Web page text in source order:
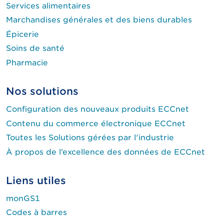
Services alimentaires
Marchandises générales et des biens durables
Épicerie
Soins de santé
Pharmacie
Nos solutions
Configuration des nouveaux produits ECCnet
Contenu du commerce électronique ECCnet
Toutes les Solutions gérées par l'industrie
À propos de l’excellence des données de ECCnet
Liens utiles
monGS1
Codes à barres